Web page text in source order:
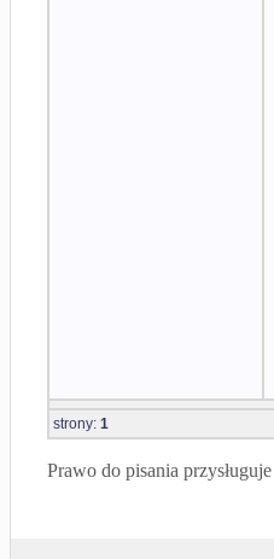
strony: 1
Prawo do pisania